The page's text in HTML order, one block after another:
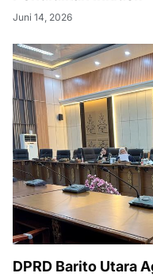
Juni 14, 2026
DPRD Barito Utara